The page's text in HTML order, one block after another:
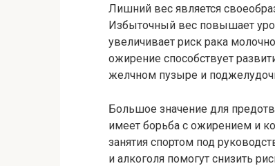
Лишний вес является
Избыточный вес повышает
увеличивает риск рака
ожирение способствует
желчном пузыре и
Большое значение для
имеет борьба с ожирением и
занятия спортом под
и алкоголя помогут снизить